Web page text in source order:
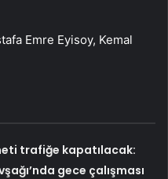
Emre Eyisoy, Kemal
trafiğe kapatılacak:
gece çalışması